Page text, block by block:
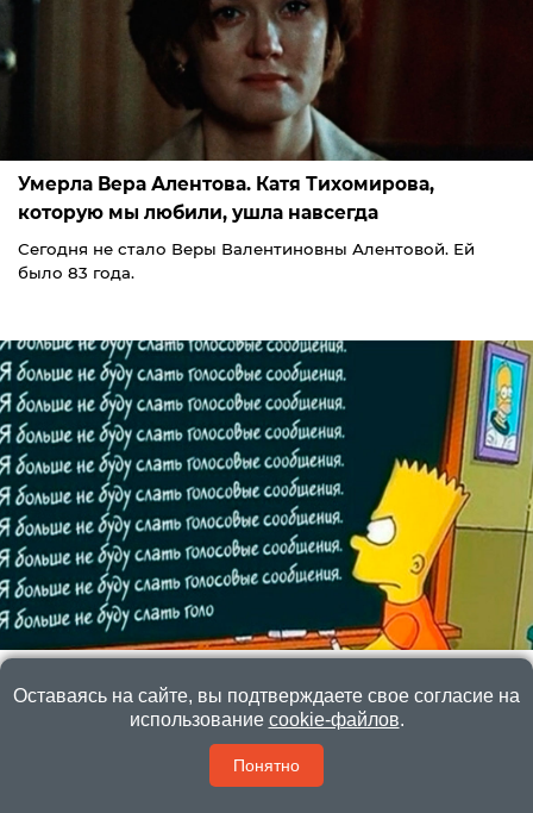
Умерла Вера Алентова. Катя Тихомирова,
которую мы любили, ушла навсегда
Сегодня не стало Веры Валентиновны Алентовой. Ей
было 83 года.
умнее большинства
Оставаясь на сайте, вы подтверждаете свое согласие на
использование cookie-файлов.
Понятно